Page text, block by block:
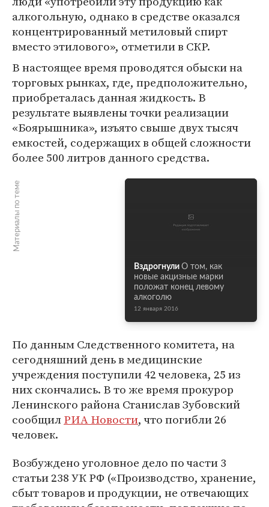
алкогольную, однако в средстве оказался
концентрированный метиловый спирт
вместо этилового», отметили в СКР.
В настоящее время проводятся обыски на
торговых рынках, где, предположительно,
приобреталась данная жидкость. В
результате выявлены точки реализации
«Боярышника», изъято свыше двух тысяч
емкостей, содержащих в общей сложности
более 500 литров данного средства.
Материалы по теме
Вздрогнули О том, как
новые акцизные марки
положат конец левому
алкоголю
12 января 2016
По данным Следственного комитета, на
сегодняшний день в медицинские
учреждения поступили 42 человека, 25 из
них скончались. В то же время прокурор
Ленинского района Станислав Зубовский
сообщилРИА Новости, что погибли 26
человек.
Возбуждено уголовное дело по части 3
статьи 238 УК РФ («Производство, хранение,
сбыт товаров и продукции, не отвечающих